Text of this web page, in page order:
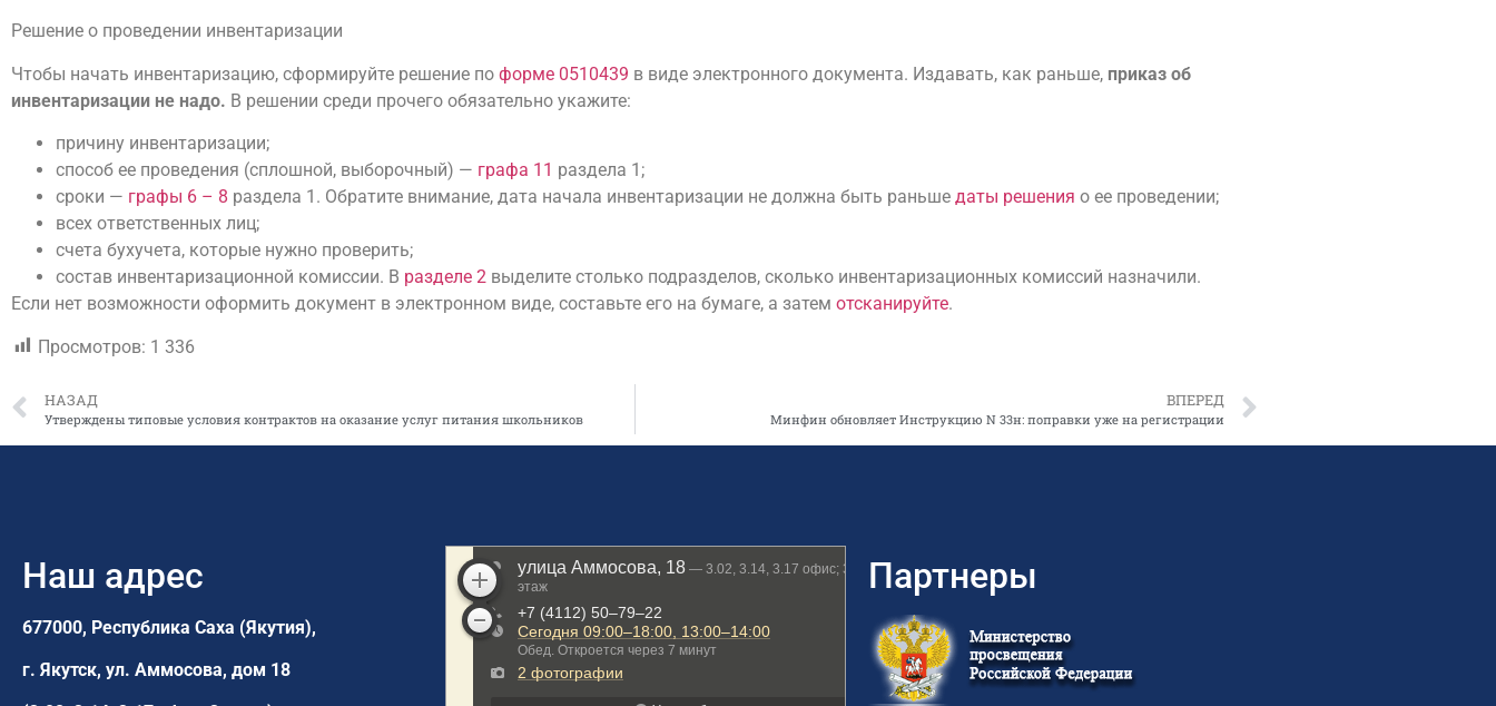
Решение о проведении инвентаризации
Чтобы начать инвентаризацию, сформируйте решение по форме 0510439 в виде электронного документа. Издавать, как раньше, приказ об
инвентаризации не надо. В решении среди прочего обязательно укажите:
причину инвентаризации;
способ ее проведения (сплошной, выборочный) — графа 11 раздела 1;
сроки — графы 6 – 8 раздела 1. Обратите внимание, дата начала инвентаризации не должна быть раньше даты решения о ее проведении;
всех ответственных лиц;
счета бухучета, которые нужно проверить;
состав инвентаризационной комиссии. В разделе 2 выделите столько подразделов, сколько инвентаризационных комиссий назначили.
Если нет возможности оформить документ в электронном виде, составьте его на бумаге, а затем отсканируйте.
Просмотров: 1 336
НАЗАД
Утверждены типовые условия контрактов на оказание услуг питания школьников
ВПЕРЕД
Минфин обновляет Инструкцию N 33н: поправки уже на регистрации
Наш адрес
677000, Республика Саха (Якутия),
г. Якутск, ул. Аммосова, дом 18
Партнеры